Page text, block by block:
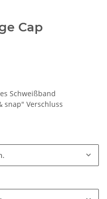
Cap
Schweißband
snap" Verschluss